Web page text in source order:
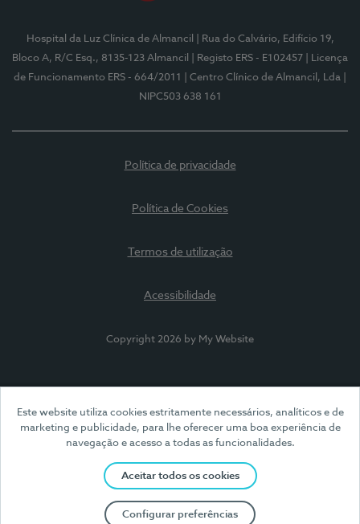
Este website utiliza cookies estritamente necessários, analíticos e de
marketing e publicidade, para lhe oferecer uma boa experiência de
navegação e acesso a todas as funcionalidades.
Aceitar todos os cookies
Configurar preferências
Hospital da Luz Clínica de Almancil
| Rua do Calvário, Edifício 19,
Bloco A, R/C Esq., 8135-123 Almancil
| Registo ERS - E102457
| Licença
de Funcionamento ERS - 664/2011
| Centro Clínico de Almancil, Lda
NIPC503 638 161
Política de privacidade
Política de Cookies
Termos de utilização
Acessibilidade
Copyright 2026 by My Website